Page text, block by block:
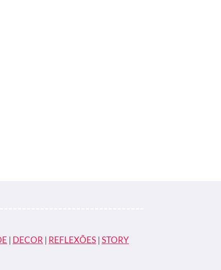
| DECOR | REFLEXÕES | STORY